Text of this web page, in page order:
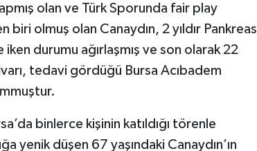
olan ve Türk Sporunda fair play
biri olmuş olan Canaydın, 2 yıldır Pankreas
durumu ağırlaşmış ve son olarak 22
tedavi gördüğü Bursa Acıbadem
binlerce kişinin katıldığı törenle
yenik düşen 67 yaşındaki Canaydın’ın